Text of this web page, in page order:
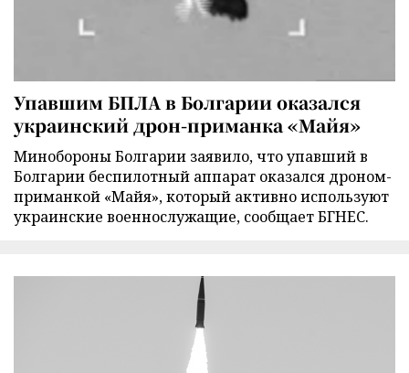
Упавшим БПЛА в Болгарии оказался
украинский дрон-приманка «Майя»
Минобороны Болгарии заявило, что упавший в
Болгарии беспилотный аппарат оказался дроном-
приманкой «Майя», который активно используют
украинские военнослужащие, сообщает БГНЕС.